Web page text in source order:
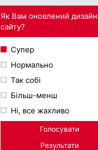
Як Вам оновлений дизайн
сайту?
Супер
Нормально
Так собі
Більш-менш
Ні, все жахливо
Голосувати
Результати